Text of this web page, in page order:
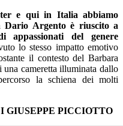
e qui in Italia abbiamo
Dario Argento è riuscito a
appassionati del genere
lo stesso impatto emotivo
il contesto del Barbara
cameretta illuminata dallo
la schiena dei molti
GIUSEPPE PICCIOTTO